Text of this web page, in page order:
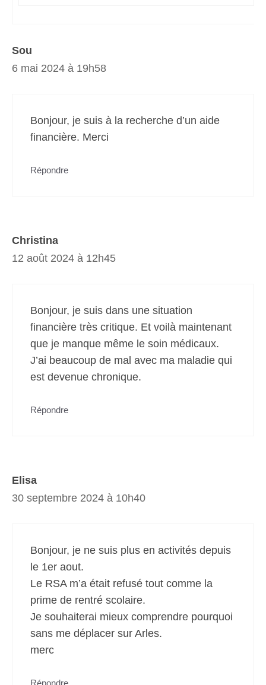
Sou
6 mai 2024 à 19h58
Bonjour, je suis à la recherche d’un aide
financière. Merci
Répondre
Christina
12 août 2024 à 12h45
Bonjour, je suis dans une situation
financière très critique. Et voilà maintenant
que je manque même le soin médicaux.
J’ai beaucoup de mal avec ma maladie qui
est devenue chronique.
Répondre
Elisa
30 septembre 2024 à 10h40
Bonjour, je ne suis plus en activités depuis
le 1er aout.
Le RSA m’a était refusé tout comme la
prime de rentré scolaire.
Je souhaiterai mieux comprendre pourquoi
sans me déplacer sur Arles.
merc
Répondre